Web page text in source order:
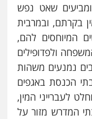
ברוך
מעצרים וחקירות
מעצרים וחקירות
שאט נפש
בקרתם, ובמרבית
המיוחסים להם,
ולפדופילים
נמנעים משהות
הכנסת באגפים
לעברייני המין,
המדרש מזור על